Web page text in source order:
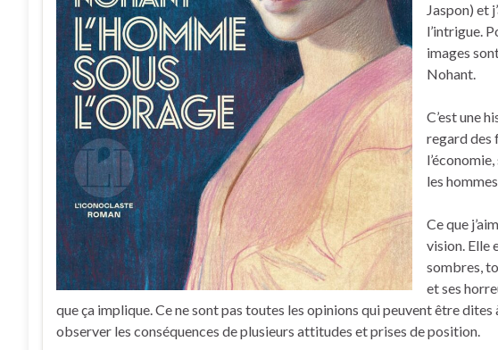
Jaspon) et
l’intrigue.
images
Nohant.
C’est une
regard des
les
Ce que
vision. Elle
sombres,
et ses
que ça implique. Ce ne sont pas toutes les opinions qui peuvent être
observer les conséquences de plusieurs attitudes et prises de position.